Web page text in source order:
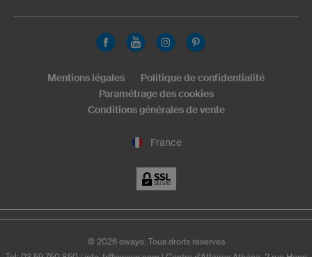
France
Mentions légales
Politique de confidentialité
Paramétrage des cookies
Conditions générales de vente
© 2026owayo. Tous droits réservés